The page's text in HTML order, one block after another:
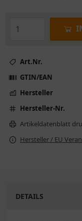
Art.Nr.
GTIN/EAN
Hersteller
Hersteller-Nr.
Artikeldatenblatt
Hersteller / EU
DETAILS